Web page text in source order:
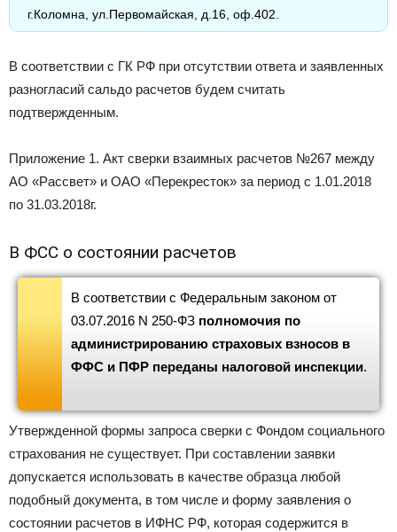
г.Коломна, ул.Первомайская, д.16, оф.402.
В соответствии с ГК РФ при отсутствии ответа и заявленных
разногласий сальдо расчетов будем считать
подтвержденным.
Приложение 1. Акт сверки взаимных расчетов №267 между
АО «Рассвет» и ОАО «Перекресток» за период с 1.01.2018
по 31.03.2018г.
В ФСС о состоянии расчетов
В соответствии с Федеральным законом от
03.07.2016 N 250-ФЗ полномочия по
администрированию страховых взносов в
ФФС и ПФР переданы налоговой инспекции.
Утвержденной формы запроса сверки с Фондом социального
страхования не существует. При составлении заявки
допускается использовать в качестве образца любой
подобный документа, в том числе и форму заявления о
состоянии расчетов в ИФНС РФ, которая содержится в